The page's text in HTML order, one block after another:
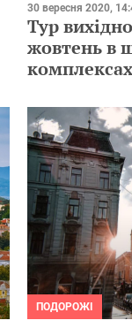
30 вересня 2020,
Тур
жовтень в
ПОДОРОЖІ